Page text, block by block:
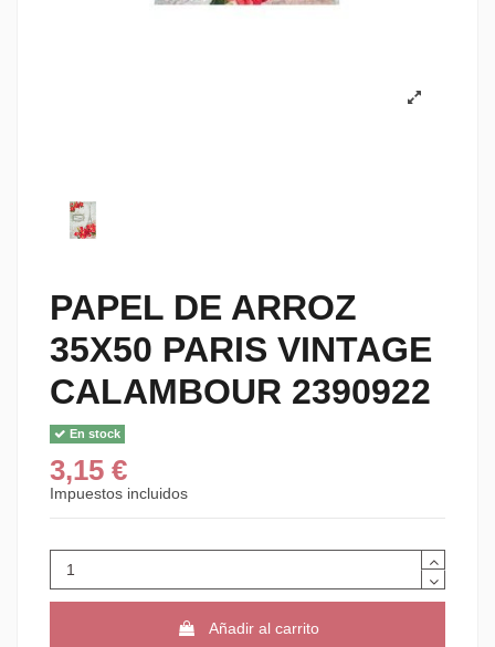
PAPEL DE ARROZ
35X50 PARIS VINTAGE
CALAMBOUR 2390922
En stock
3,15 €
Impuestos incluidos
Añadir al carrito